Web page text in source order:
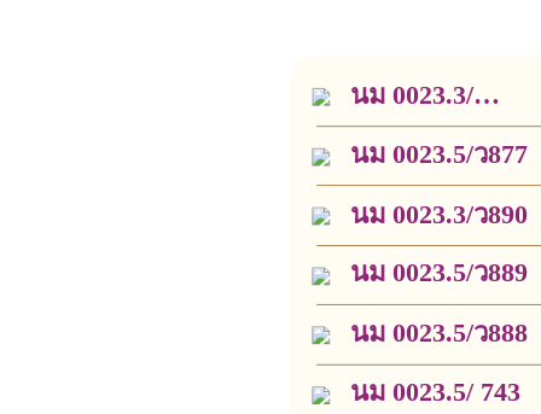
นม 0023.3/
ว5657
นม 0023.5/ว877
นม 0023.3/ว890
นม 0023.5/ว889
นม 0023.5/ว888
นม 0023.5/ 743